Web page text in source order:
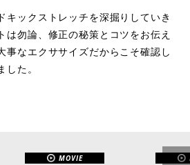
キックストレッチを深掘りしていき
は勿論、修正の秘策とコツをお伝え
事なエクササイズだからこそ確認し
した。
MOVIE